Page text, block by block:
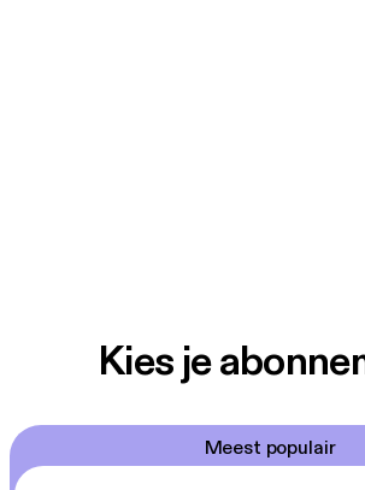
Kies je
Meest populair